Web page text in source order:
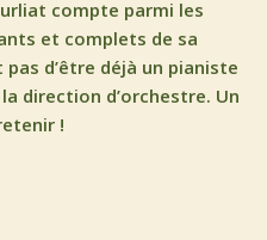
compte parmi les
et complets de sa
d’être déjà un pianiste
direction d’orchestre. Un
!